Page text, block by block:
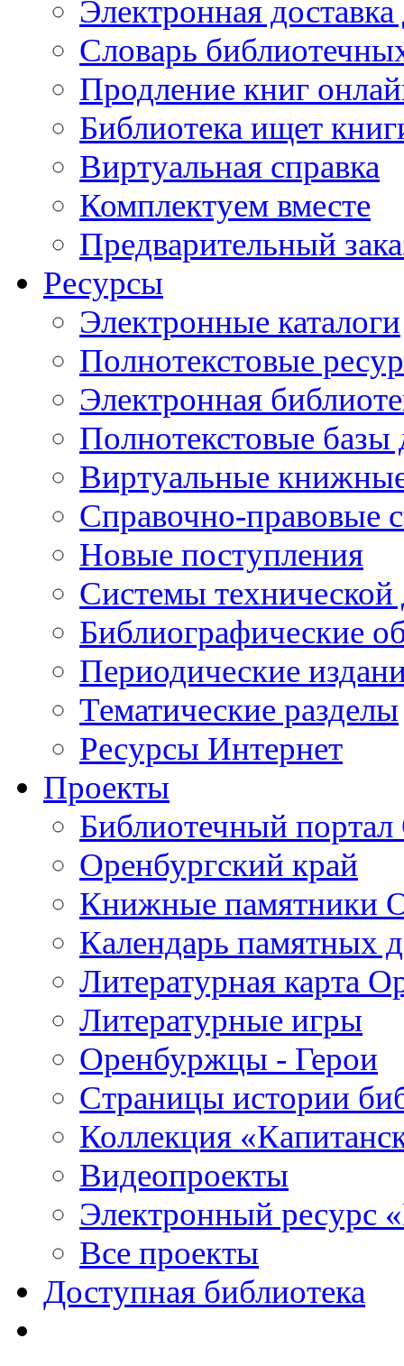
Электронная
Словарь
Продление книг
Библиотека ищет
Виртуальная справка
Комплектуем вместе
Предварительный
Ресурсы
Электронные каталоги
Полнотекстовые
Электронная
Полнотекстовые
Виртуальные
Справочно-правовые
Новые поступления
Cистемы
Библиографические
Периодические
Тематические разделы
Ресурсы Интернет
Проекты
Библиотечный портал
Оренбургский край
Книжные памятники
Календарь памятных
Литературная карта
Литературные игры
Оренбуржцы - Герои
Страницы истории
Коллекция
Видеопроекты
Электронный ресурс
Все проекты
Доступная библиотека